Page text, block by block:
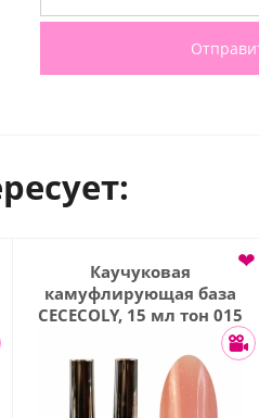
Каучуковая
камуфлирующая база
CECECOLY, 15 мл тон 015
❤